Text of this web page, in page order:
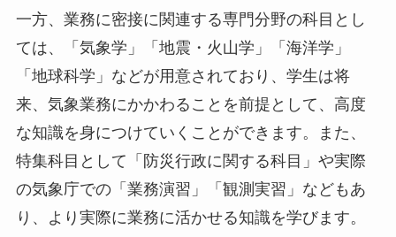
一方、業務に密接に関連する専門分野の科目とし
ては、「気象学」「地震・火山学」「海洋学」
「地球科学」などが用意されており、学生は将
来、気象業務にかかわることを前提として、高度
な知識を身につけていくことができます。また、
特集科目として「防災行政に関する科目」や実際
の気象庁での「業務演習」「観測実習」などもあ
り、より実際に業務に活かせる知識を学びます。